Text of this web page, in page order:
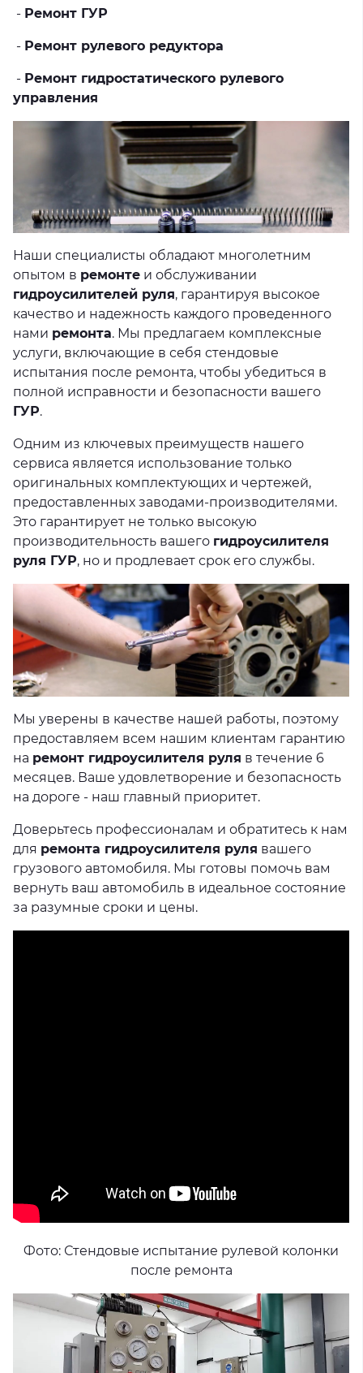
- Ремонт ГУР
- Ремонт рулевого редуктора
- Ремонт гидростатического рулевого
управления
Наши специалисты обладают многолетним
опытом в ремонте и обслуживании
гидроусилителей руля, гарантируя высокое
качество и надежность каждого проведенного
нами ремонта. Мы предлагаем комплексные
услуги, включающие в себя стендовые
испытания после ремонта, чтобы убедиться в
полной исправности и безопасности вашего
ГУР.
Одним из ключевых преимуществ нашего
сервиса является использование только
оригинальных комплектующих и чертежей,
предоставленных заводами-производителями.
Это гарантирует не только высокую
производительность вашего гидроусилителя
руля ГУР, но и продлевает срок его службы.
Мы уверены в качестве нашей работы, поэтому
предоставляем всем нашим клиентам гарантию
на ремонт гидроусилителя руля в течение 6
месяцев. Ваше удовлетворение и безопасность
на дороге - наш главный приоритет.
Доверьтесь профессионалам и обратитесь к нам
для ремонта гидроусилителя руля вашего
грузового автомобиля. Мы готовы помочь вам
вернуть ваш автомобиль в идеальное состояние
за разумные сроки и цены.
Фото: Стендовые испытание рулевой колонки
после ремонта